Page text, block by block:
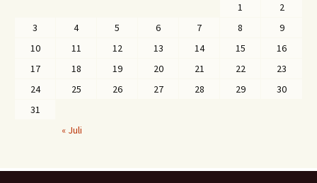
1
2
3
4 5 6 7 8
9
10
11 12 13 14 15
16
17
18 19 20 21 22
23
24
25 26 27 28 29
30
31
« Juli